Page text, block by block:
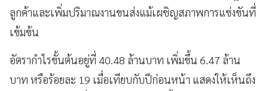
ลูกค้าและเพิ่มปริมาณงานขนส่งแม้เผชิญสภาพการแข่งขันที่
เข้มข้น
อัตรากำไรขั้นต้นอยู่ที่ 40.48 ล้านบาท เพิ่มขึ้น 6.47 ล้าน
บาท หรือร้อยละ 19 เมื่อเทียบกับปีก่อนหน้า แสดงให้เห็นถึง